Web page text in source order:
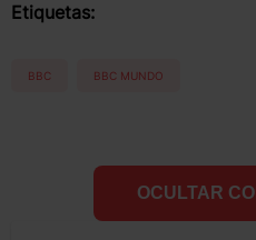
Etiquetas:
BBC BBC MUNDO
OCULTAR